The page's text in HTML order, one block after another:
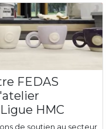
FEDAS
HMC
de soutien au secteur